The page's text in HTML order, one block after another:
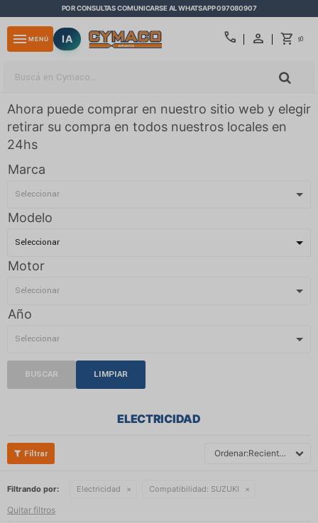
POR CONSULTAS COMUNICARSE AL WHATSAPP 097080907
call $0
menu MENÚ IA
Ahora puede comprar en nuestro sitio web y elegir
retirar su compra en todos nuestros locales en
24hs
Marca
Modelo
Motor
Año
BUSCAR LIMPIAR
ELECTRICIDAD
Recientes
Filtrando por: Electricidad Compatibilidad: SUZUKI
Quitar filtros
close